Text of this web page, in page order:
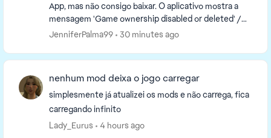
App, mas não consigo baixar. O aplicativo mostra a
mensagem 'Game ownership disabled or deleted' /
'Titularidade do jogo desativada ou excluída'. Já ...
JenniferPalma99 30 minutes ago
nenhum mod deixa o jogo carregar
simplesmente já atualizei os mods e não carrega, fica
carregando infinito
Lady_Eurus
4 hours ago